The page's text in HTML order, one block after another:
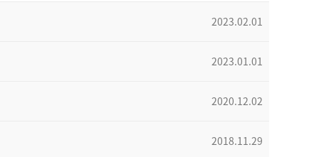
2023.02.01
2023.01.01
2020.12.02
2018.11.29